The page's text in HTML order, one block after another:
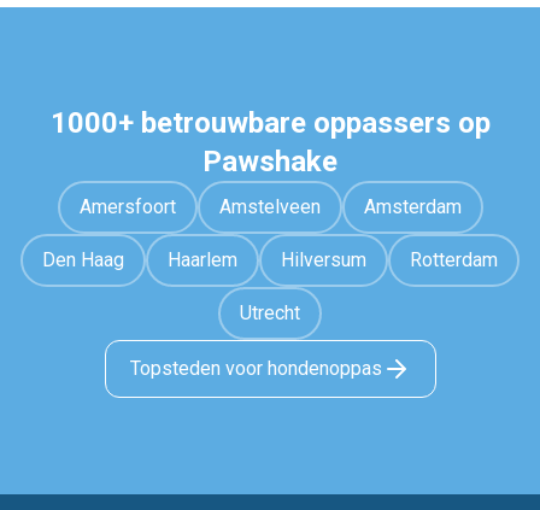
1000+ betrouwbare oppassers op
Pawshake
Amersfoort Amstelveen Amsterdam
Den Haag Haarlem Hilversum Rotterdam
Utrecht
Topsteden voor hondenoppas